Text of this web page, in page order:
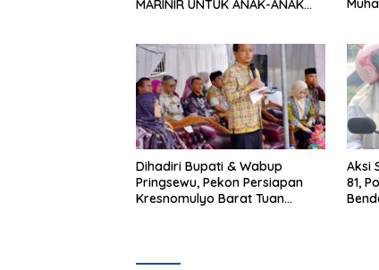
MARINIR UNTUK ANAK-ANAK
Dihadiri Bupati & Wabup
Pringsewu, Pekon Persiapan
Kresnomulyo Barat Tuan
Aksi
81,